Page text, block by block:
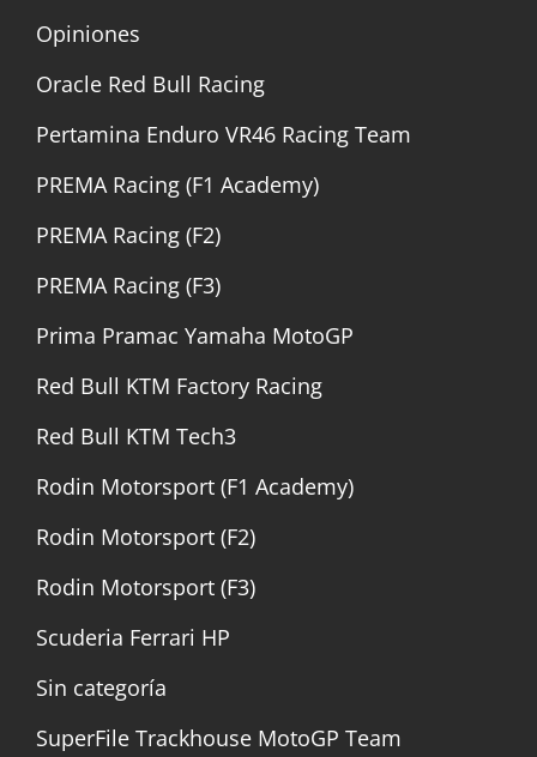
Opiniones
Oracle Red Bull Racing
Pertamina Enduro VR46 Racing Team
PREMA Racing (F1 Academy)
PREMA Racing (F2)
PREMA Racing (F3)
Prima Pramac Yamaha MotoGP
Red Bull KTM Factory Racing
Red Bull KTM Tech3
Rodin Motorsport (F1 Academy)
Rodin Motorsport (F2)
Rodin Motorsport (F3)
Scuderia Ferrari HP
Sin categoría
SuperFile Trackhouse MotoGP Team